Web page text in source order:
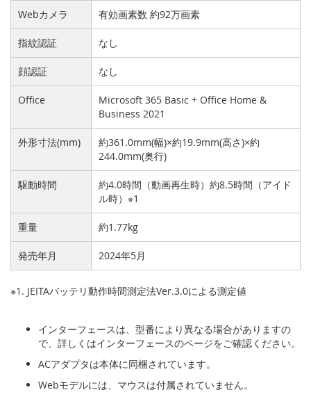
Webカメラ 有効画素数 約92万画素
指紋認証 なし
顔認証 なし
Office
Microsoft 365 Basic + Office Home &
Business 2021
外形寸法(mm)
約361.0mm(幅)×約19.9mm(高さ)×約
244.0mm(奥行)
駆動時間
約4.0時間（動画再生時）約8.5時間（アイド
ル時）※1
重量 約1.77kg
発売年月 2024年5月
※1. JEITAバッテリ動作時間測定法Ver.3.0による測定値
インターフェースは、型番により異なる場合がありますの
で、詳しくはインターフェースのページをご確認ください。
ACアダプタは本体に同梱されています。
Webモデルには、マウスは付属されていません。